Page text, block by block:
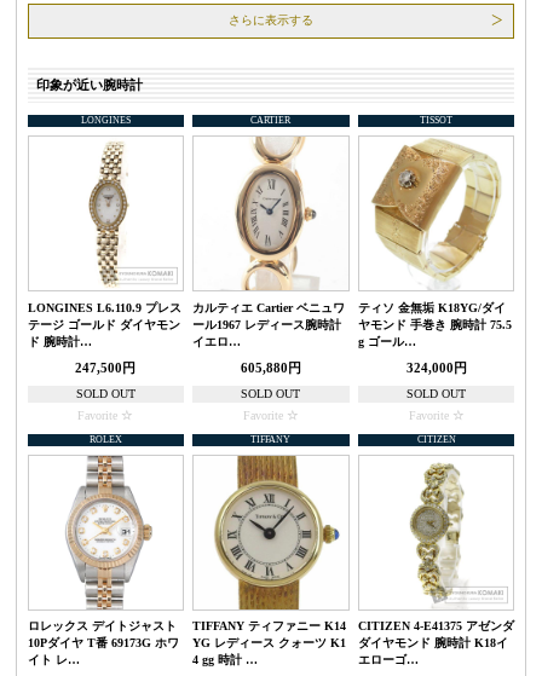
さらに表示する
印象が近い腕時計
LONGINES
LONGINES L6.110.9 プレス
テージ ゴールド ダイヤモン
ド 腕時計…
247,500円
SOLD OUT
Favorite
CARTIER
カルティエ Cartier ベニュワ
ール1967 レディース腕時計
イエロ…
605,880円
SOLD OUT
Favorite
TISSOT
ティソ 金無垢 K18YG/ダイ
ヤモンド 手巻き 腕時計 75.5
g ゴール…
324,000円
SOLD OUT
Favorite
ROLEX
ロレックス デイトジャスト
10Pダイヤ T番 69173G ホワ
イト レ…
TIFFANY
TIFFANY ティファニー K14
YG レディース クォーツ K1
4 gg 時計 …
CITIZEN
CITIZEN 4-E41375 アゼンダ
ダイヤモンド 腕時計 K18イ
エローゴ…